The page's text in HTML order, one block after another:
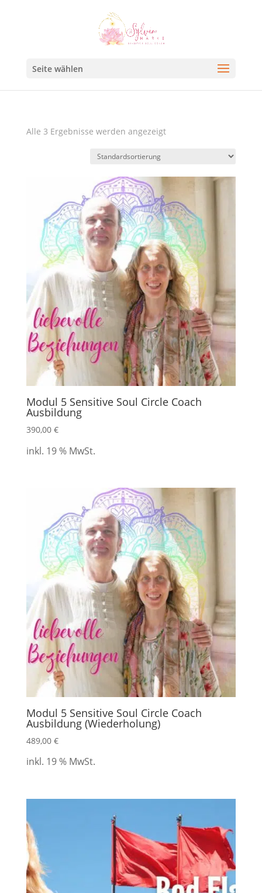
Seite wählen
Alle 3 Ergebnisse werden angezeigt
Modul 5 Sensitive Soul Circle Coach
Ausbildung
390,00 €
inkl. 19 % MwSt.
Modul 5 Sensitive Soul Circle Coach
Ausbildung (Wiederholung)
489,00 €
inkl. 19 % MwSt.